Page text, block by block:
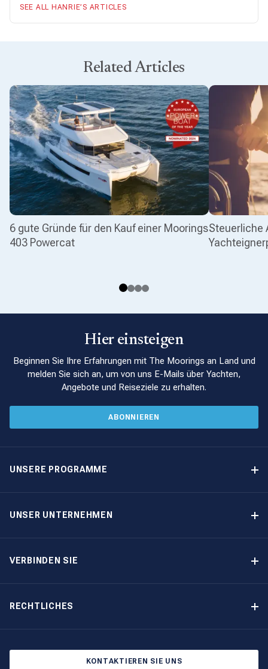
SEE ALL HANRIE’S ARTICLES
Related Articles
6 gute Gründe für den Kauf einer Moorings
403 Powercat
Steuerliche
Hier einsteigen
Beginnen Sie Ihre Erfahrungen mit The Moorings an Land und
melden Sie sich an, um von uns E-Mails über Yachten,
Angebote und Reiseziele zu erhalten.
ABONNIEREN
UNSERE PROGRAMME
UNSER UNTERNEHMEN
VERBINDEN SIE
RECHTLICHES
KONTAKTIEREN SIE UNS